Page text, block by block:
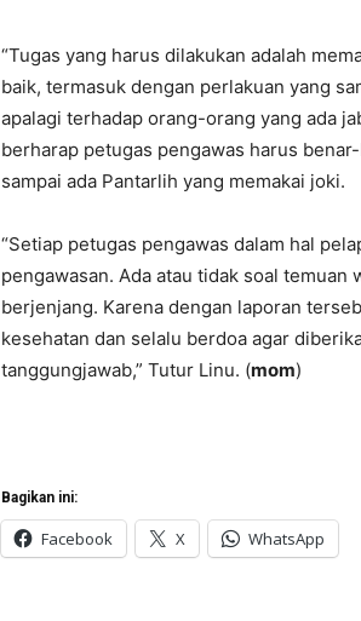
“Tugas yang harus dilakukan adalah
baik, termasuk dengan perlakuan yang
apalagi terhadap orang-orang yang ada
berharap petugas pengawas harus
sampai ada Pantarlih yang memakai joki.
“Setiap petugas pengawas dalam hal
pengawasan. Ada atau tidak soal
berjenjang. Karena dengan laporan
kesehatan dan selalu berdoa agar
tanggungjawab,” Tutur Linu. (mom)
Bagikan ini:
Facebook X WhatsApp